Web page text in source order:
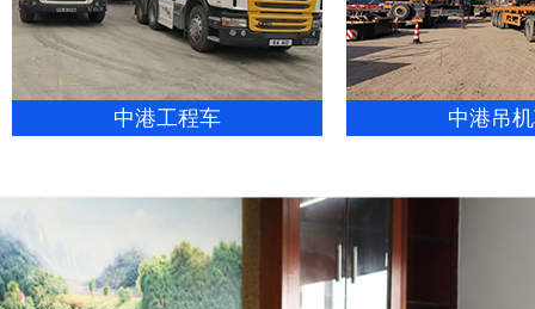
中港工程车 中港吊